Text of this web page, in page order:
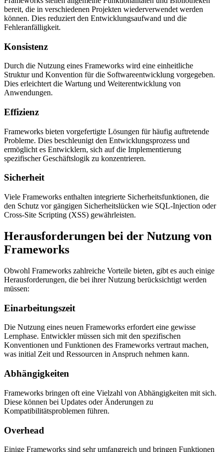
bereit, die in verschiedenen Projekten wiederverwendet werden
können. Dies reduziert den Entwicklungsaufwand und die
Fehleranfälligkeit.
Konsistenz
Durch die Nutzung eines Frameworks wird eine einheitliche
Struktur und Konvention für die Softwareentwicklung vorgegeben.
Dies erleichtert die Wartung und Weiterentwicklung von
Anwendungen.
Effizienz
Frameworks bieten vorgefertigte Lösungen für häufig auftretende
Probleme. Dies beschleunigt den Entwicklungsprozess und
ermöglicht es Entwicklern, sich auf die Implementierung
spezifischer Geschäftslogik zu konzentrieren.
Sicherheit
Viele Frameworks enthalten integrierte Sicherheitsfunktionen, die
den Schutz vor gängigen Sicherheitslücken wie SQL-Injection oder
Cross-Site Scripting (XSS) gewährleisten.
Herausforderungen bei der Nutzung von
Frameworks
Obwohl Frameworks zahlreiche Vorteile bieten, gibt es auch einige
Herausforderungen, die bei ihrer Nutzung berücksichtigt werden
müssen:
Einarbeitungszeit
Die Nutzung eines neuen Frameworks erfordert eine gewisse
Lernphase. Entwickler müssen sich mit den spezifischen
Konventionen und Funktionen des Frameworks vertraut machen,
was initial Zeit und Ressourcen in Anspruch nehmen kann.
Abhängigkeiten
Frameworks bringen oft eine Vielzahl von Abhängigkeiten mit sich.
Diese können bei Updates oder Änderungen zu
Kompatibilitätsproblemen führen.
Overhead
Einige Frameworks sind sehr umfangreich und bringen Funktionen